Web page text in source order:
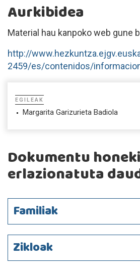
Aurkibidea
Material hau kanpoko web gune
http://
2459/es/contenidos/
EGILEAK
Margarita Garizurieta Badiola
Dokumentu
erlazionatuta
Familiak
Zikloak